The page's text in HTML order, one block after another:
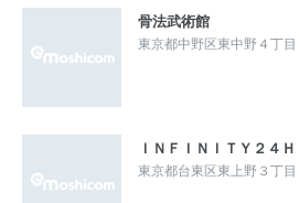
骨法武術館
東京都中野区東中野４丁目
ＩＮＦＩＮＩＴＹ２４Ｈ
東京都台東区東上野３丁目